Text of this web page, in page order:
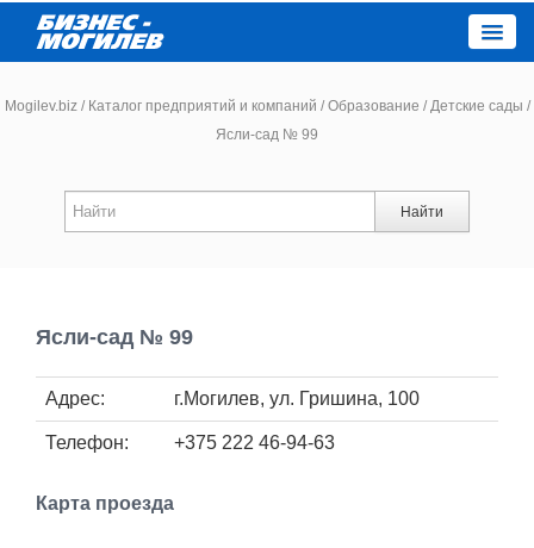
Новости
Афиша
Mogilev.biz / Каталог предприятий и компаний / Образование / Детские сады /
Ясли-сад № 99
Найти
Ясли-сад № 99
Адрес: г.Могилев, ул. Гришина, 100
Телефон: +375 222 46-94-63
Карта проезда